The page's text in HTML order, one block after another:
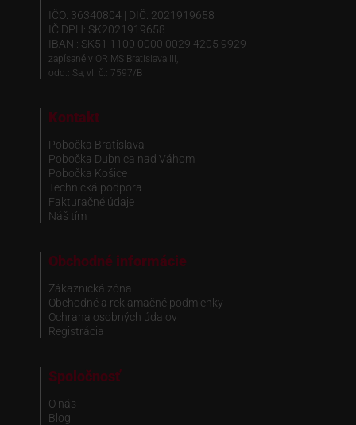
IČO: 36340804 | DIČ: 2021919658
IČ DPH: SK2021919658
IBAN : SK51 1100 0000 0029 4205 9929
zapísané v OR MS Bratislava III,
odd.: Sa, vl. č.: 7597/B
Kontakt
Pobočka Bratislava
Pobočka Dubnica nad Váhom
Pobočka Košice
Technická podpora
Fakturačné údaje
Náš tím
Obchodné informácie
Zákaznická zóna
Obchodné a reklamačné podmienky
Ochrana osobných údajov
Registrácia
Spoločnosť
O nás
Blog